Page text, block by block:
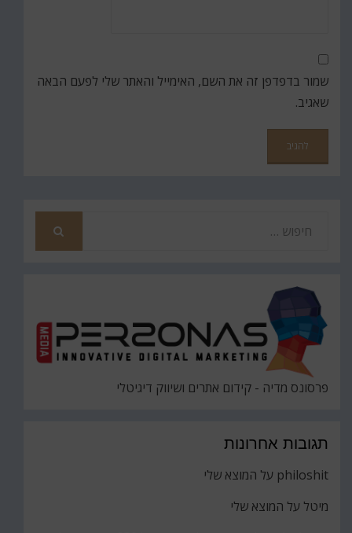
שמור בדפדפן זה את השם, האימייל והאתר שלי לפעם הבאה
שאגיב.
פרסונס מדיה - קידום אתרים ושיווק דיגיטלי
תגובות אחרונות
philoshit על המוצא שלי
מיטל על המוצא שלי